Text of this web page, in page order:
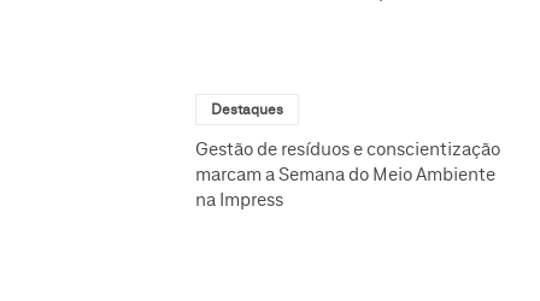
Destaques
Gestão de resíduos e conscientização
marcam a Semana do Meio Ambiente
na Impress